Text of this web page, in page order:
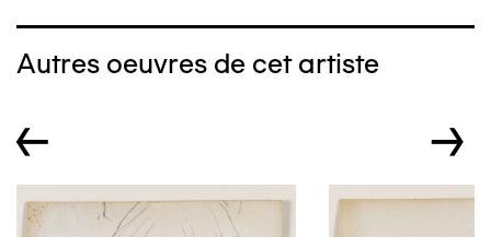
Autres oeuvres de cet artiste
← →